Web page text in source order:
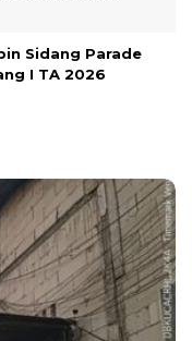
Sidang Parade
I TA 2026